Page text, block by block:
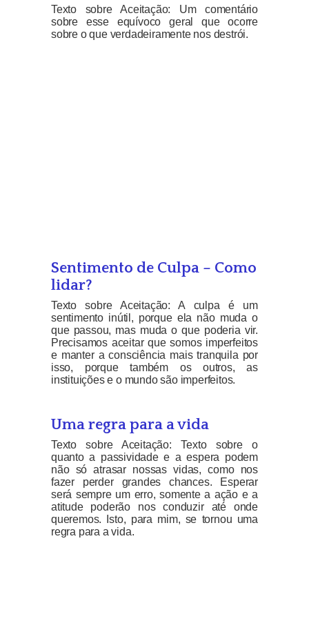
Texto sobre Aceitação: Um comentário
sobre esse equívoco geral que ocorre
sobre o que verdadeiramente nos destrói.
Sentimento de Culpa – Como
lidar?
Texto sobre Aceitação: A culpa é um
sentimento inútil, porque ela não muda o
que passou, mas muda o que poderia vir.
Precisamos aceitar que somos imperfeitos
e manter a consciência mais tranquila por
isso, porque também os outros, as
instituições e o mundo são imperfeitos.
Uma regra para a vida
Texto sobre Aceitação: Texto sobre o
quanto a passividade e a espera podem
não só atrasar nossas vidas, como nos
fazer perder grandes chances. Esperar
será sempre um erro, somente a ação e a
atitude poderão nos conduzir até onde
queremos. Isto, para mim, se tornou uma
regra para a vida.